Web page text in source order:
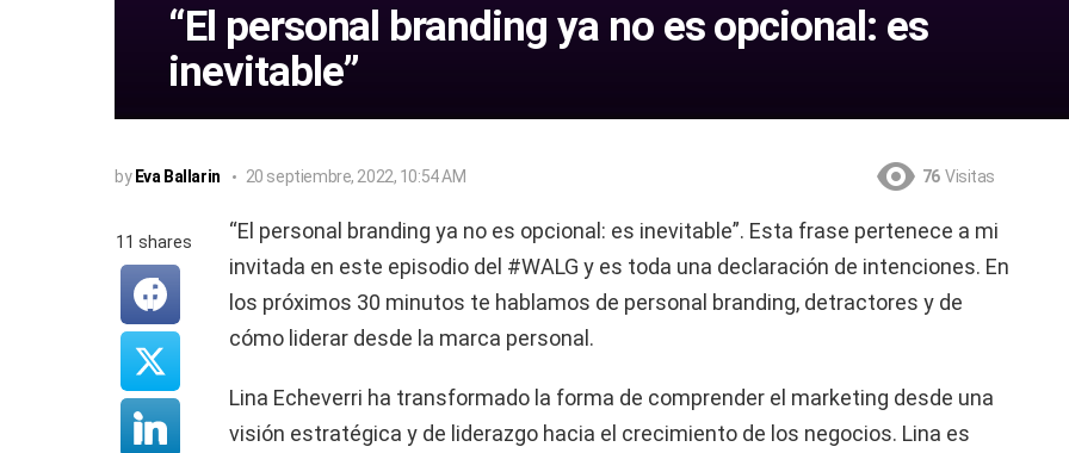
“El personal branding ya no es opcional: es
inevitable”
by Eva Ballarin 20 septiembre, 2022, 10:54 AM 76 Visitas
“El personal branding ya no es opcional: es inevitable”. Esta frase pertenece a mi
invitada en este episodio del #WALG y es toda una declaración de intenciones. En
los próximos 30 minutos te hablamos de personal branding, detractores y de
cómo liderar desde la marca personal.
Lina Echeverri ha transformado la forma de comprender el marketing desde una
visión estratégica y de liderazgo hacia el crecimiento de los negocios. Lina es
11 shares